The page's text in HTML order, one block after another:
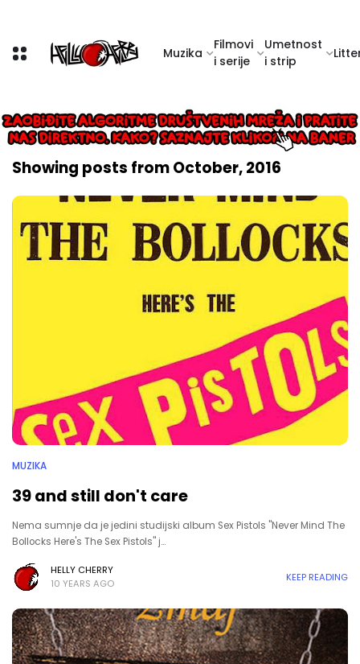
Muzika
Filmovi
i serije
Umetnost
i strip
Showing posts from October, 2016
MUZIKA
39 and still don't care
Nema sumnje da je jedini studijski album Sex Pistols "Never Mind The
Bollocks Here's The Sex Pistols" j…
HELLY CHERRY
10 YEARS AGO
KEEP READING